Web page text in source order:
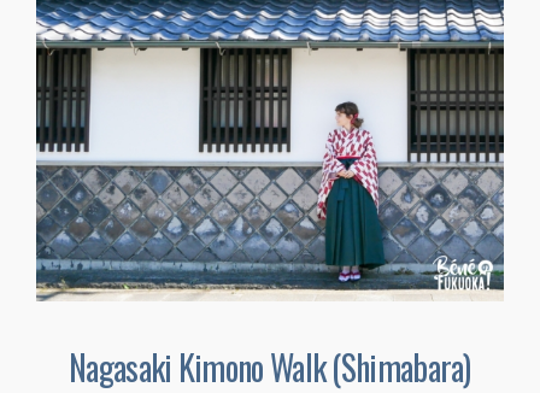
Nagasaki Kimono Walk (Shimabara)